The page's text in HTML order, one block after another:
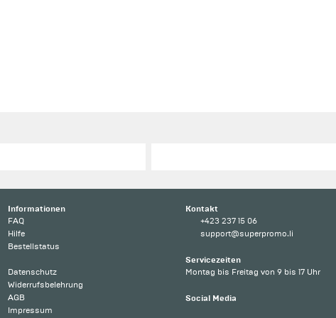
Informationen
FAQ
Hilfe
Bestellstatus
Datenschutz
Widerrufsbelehrung
AGB
Impressum
Kontakt
+423 237 15 06
support@superpromo.li
Servicezeiten
Montag bis Freitag von 9 bis 17 Uhr
Social Media